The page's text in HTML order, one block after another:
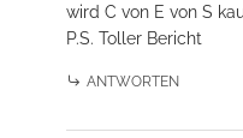
wird C von E von S
P.S. Toller Bericht
ANTWORTEN